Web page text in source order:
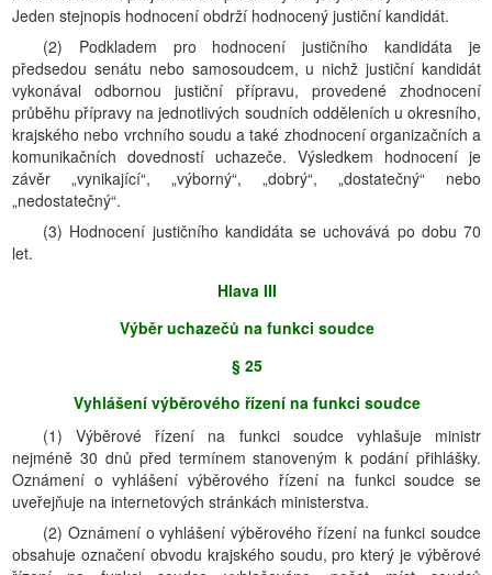
Jeden stejnopis hodnocení obdrží hodnocený justiční kandidát.
(2) Podkladem pro hodnocení justičního kandidáta je
předsedou senátu nebo samosoudcem, u nichž justiční kandidát
vykonával odbornou justiční přípravu, provedené zhodnocení
průběhu přípravy na jednotlivých soudních odděleních u okresního,
krajského nebo vrchního soudu a také zhodnocení organizačních a
komunikačních dovedností uchazeče. Výsledkem hodnocení je
závěr „vynikající“, „výborný“, „dobrý“, „dostatečný“ nebo
„nedostatečný“.
(3) Hodnocení justičního kandidáta se uchovává po dobu 70
let.
Hlava III
Výběr uchazečů na funkci soudce
§ 25
Vyhlášení výběrového řízení na funkci soudce
(1) Výběrové řízení na funkci soudce vyhlašuje ministr
nejméně 30 dnů před termínem stanoveným k podání přihlášky.
Oznámení o vyhlášení výběrového řízení na funkci soudce se
uveřejňuje na internetových stránkách ministerstva.
(2) Oznámení o vyhlášení výběrového řízení na funkci soudce
obsahuje označení obvodu krajského soudu, pro který je výběrové